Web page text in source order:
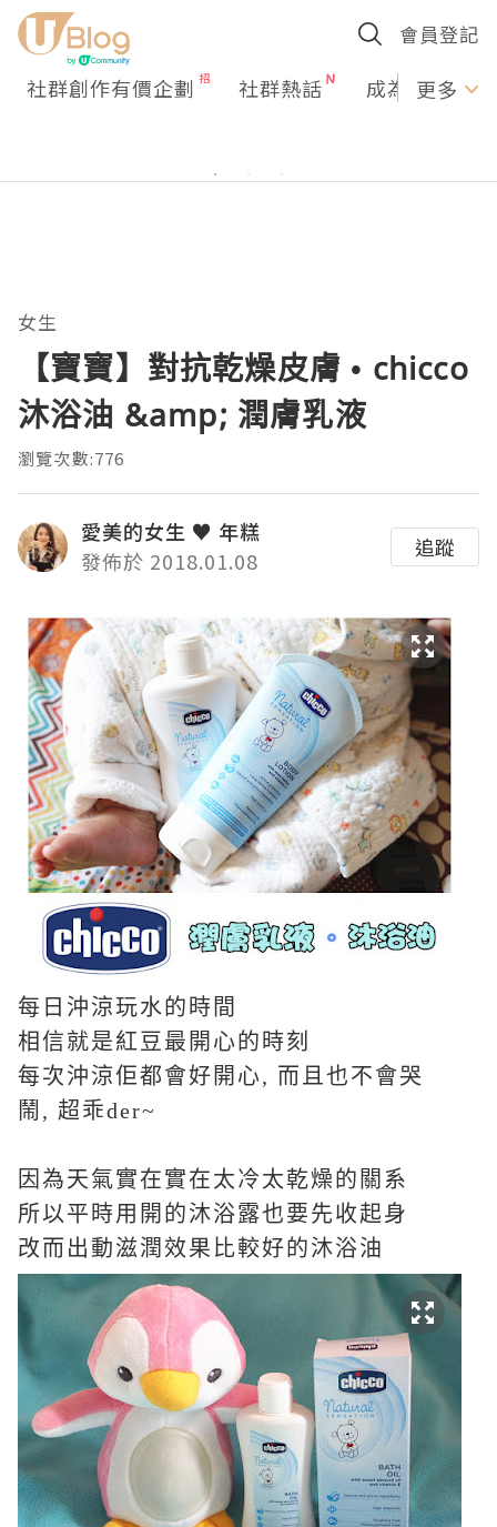
會員登記
社群創作有價企劃 社群熱話 成為U更多
女生
【寶寶】對抗乾燥皮膚 • chicco
沐浴油 &amp; 潤膚乳液
瀏覽次數:776
愛美的女生 ♥ 年糕
發佈於 2018.01.08
追蹤
每日沖涼玩水的時間
相信就是紅豆最開心的時刻
每次沖涼佢都會好開心, 而且也不會哭
鬧 , 超乖der~
因為天氣實在實在太冷太乾燥的關系
所以平時用開的沐浴露也要先收起身
改而出動滋潤效果比較好的沐浴油